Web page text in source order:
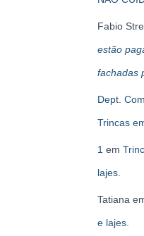
Fabio
estão
fachadas
Dept.
Trincas
1 em
lajes.
Tatiana
e lajes.